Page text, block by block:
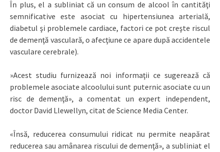
În plus, el a subliniat că un consum de alcool în cantităţi
semnificative este asociat cu hipertensiunea arterială,
diabetul şi problemele cardiace, factori ce pot creşte riscul
de demenţă vasculară, o afecţiune ce apare după accidentele
vasculare cerebrale).
»Acest studiu furnizează noi informaţii ce sugerează că
problemele asociate alcoolului sunt puternic asociate cu un
risc de demenţă», a comentat un expert independent,
doctor David Llewellyn, citat de Science Media Center.
«Însă, reducerea consumului ridicat nu permite neapărat
reducerea sau amânarea riscului de demenţă», a subliniat el